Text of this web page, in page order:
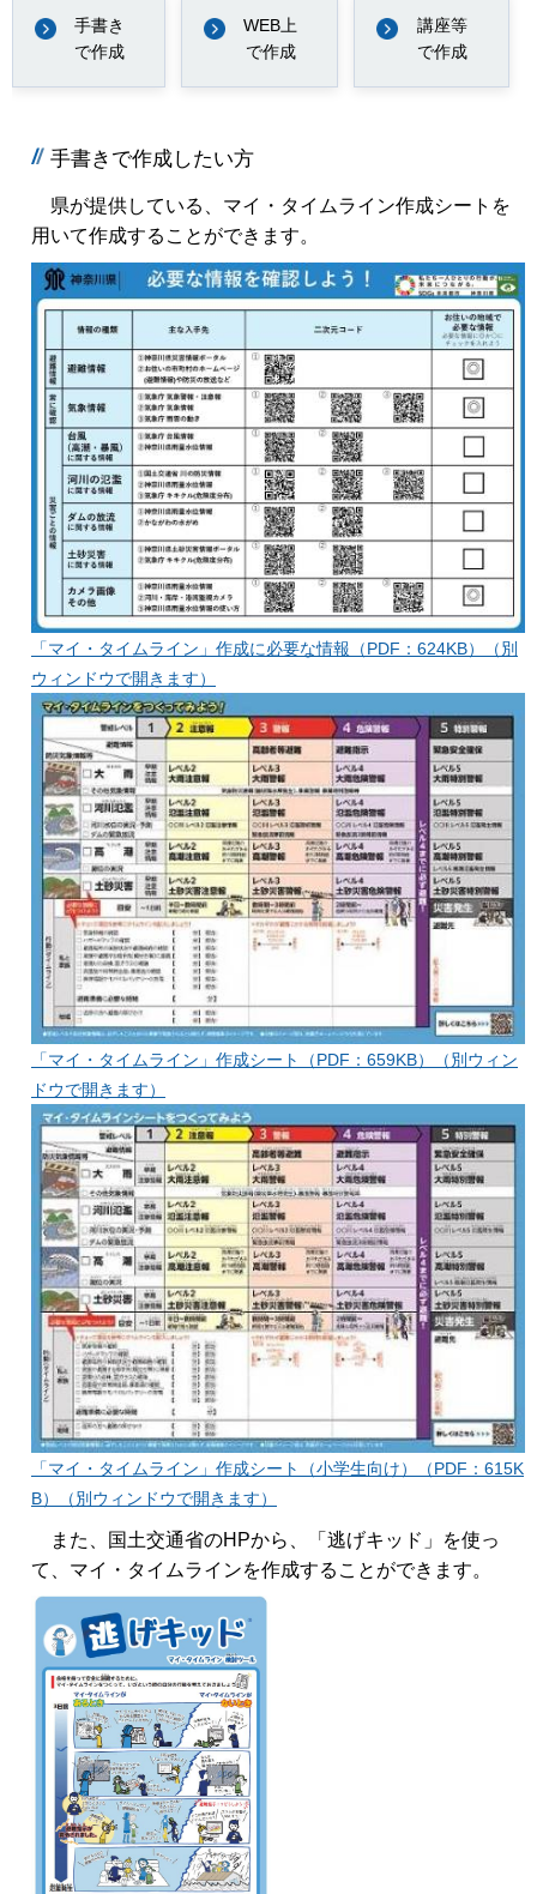
手書き
で作成
WEB上
で作成
講座等
で作成
手書きで作成したい方
県が提供している、マイ・タイムライン作成シートを
用いて作成することができます。
「マイ・タイムライン」作成に必要な情報（PDF：624KB）（別
ウィンドウで開きます）
「マイ・タイムライン」作成シート（PDF：659KB）（別ウィン
ドウで開きます）
「マイ・タイムライン」作成シート（小学生向け）（PDF：615K
B）（別ウィンドウで開きます）
また、国土交通省のHPから、「逃げキッド」を使っ
て、マイ・タイムラインを作成することができます。